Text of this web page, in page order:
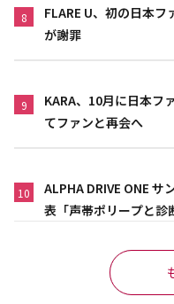
8
FLARE U、初の日本
が謝罪
9
KARA、10月に日本フ
てファンと再会へ
10
ALPHA DRIVE ONE
表「声帯ポリープと診